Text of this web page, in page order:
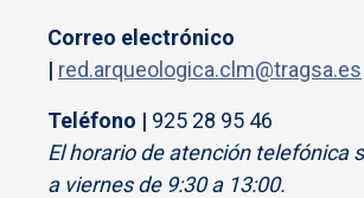
Correo electrónico
| red.arqueologica.clm@tragsa.es
Teléfono | 925 28 95 46
El horario de atención telefónica
a viernes de 9:30 a 13:00.